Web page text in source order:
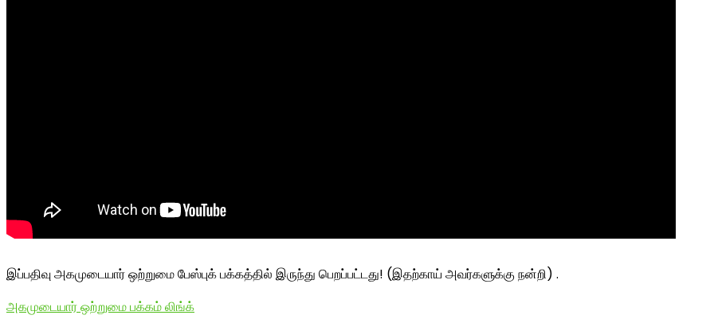
இப்பதிவு அகமுடையார் ஒற்றுமை பேஸ்புக் பக்கத்தில் இருந்து பெறப்பட்டது! (இதற்காய் அவர்களுக்கு நன்றி) .
அகமுடையார் ஒற்றுமை பக்கம் லிங்க்